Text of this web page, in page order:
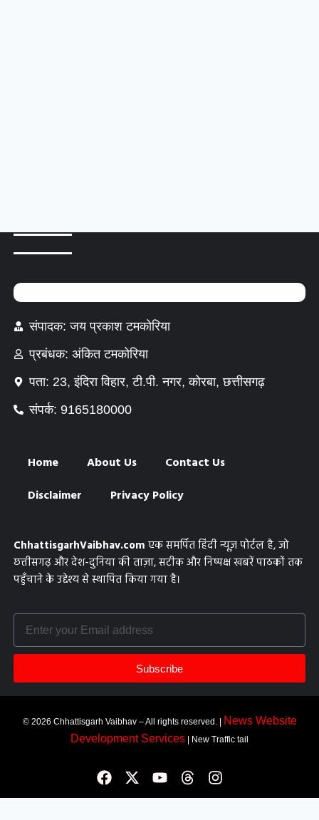
संपादक: जय प्रकाश टमकोरिया
प्रबंधक: अंकित टमकोरिया
पता: 23, इंदिरा विहार, टी.पी. नगर, कोरबा, छत्तीसगढ़
संपर्क: 9165180000
Home About Us
Contact Us
Disclaimer
Privacy Policy
ChhattisgarhVaibhav.com एक समर्पित हिंदी न्यूज़ पोर्टल है, जो
छत्तीसगढ़ और देश-दुनिया की ताज़ा, सटीक और निष्पक्ष खबरें पाठकों तक
पहुँचाने के उद्देश्य से स्थापित किया गया है।
Subscribe
© 2026 Chhattisgarh Vaibhav – All rights reserved. |
News Website
Development Services | New Traffic tail